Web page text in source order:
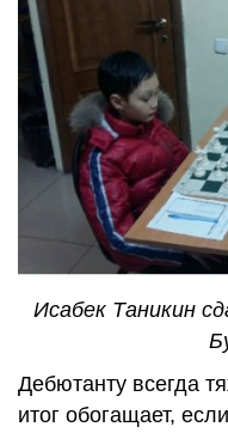
Исабек Таникин
Дебютанту всегда
итог обогащает,